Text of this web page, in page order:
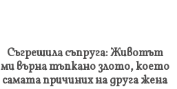
Съгрешила съпруга: Животът
ми върна тъпкано злото, което
самата причиних на друга жена